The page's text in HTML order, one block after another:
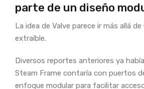
parte de un diseño
La idea de Valve parece ir más allá
extraíble.
Diversos reportes anteriores ya
Steam Frame contaría con puertos
enfoque modular para facilitar